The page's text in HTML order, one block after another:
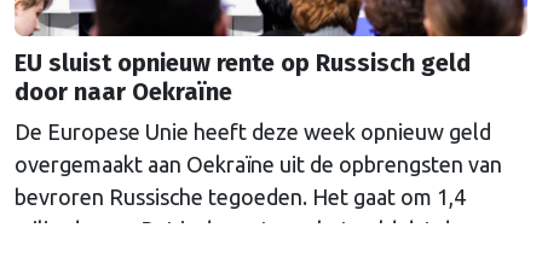
EU sluist opnieuw rente op Russisch geld
door naar Oekraïne
De Europese Unie heeft deze week opnieuw geld
overgemaakt aan Oekraïne uit de opbrengsten van
bevroren Russische tegoeden. Het gaat om 1,4
miljard euro. Dat is de rente op het geld dat de